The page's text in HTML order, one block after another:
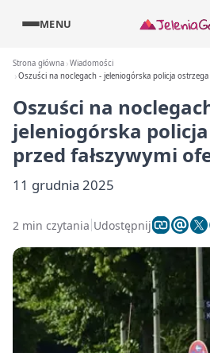
MENU
Strona główna Wiadomości
Oszuści na noclegach - jeleniogórska policja
Oszuści na
jeleniogórska
przed fałszywymi
11 grudnia 2025
2 min czytania Udostępnij